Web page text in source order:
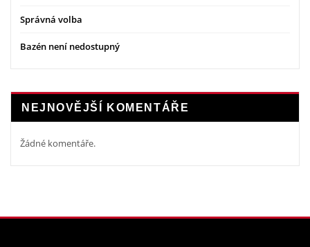
Správná volba
Bazén není nedostupný
NEJNOVĚJŠÍ KOMENTÁŘE
Žádné komentáře.